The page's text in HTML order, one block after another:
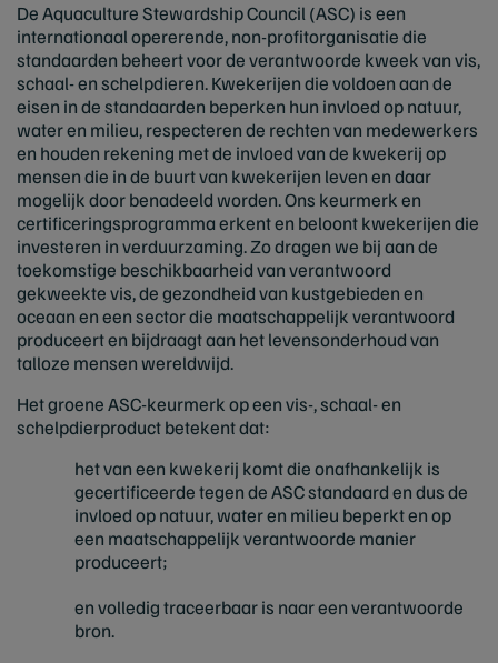
De Aquaculture Stewardship Council (ASC) is een
internationaal opererende, non-profitorganisatie die
standaarden beheert voor de verantwoorde kweek van vis,
schaal- en schelpdieren. Kwekerijen die voldoen aan de
eisen in de standaarden beperken hun invloed op natuur,
water en milieu, respecteren de rechten van medewerkers
en houden rekening met de invloed van de kwekerij op
mensen die in de buurt van kwekerijen leven en daar
mogelijk door benadeeld worden. Ons keurmerk en
certificeringsprogramma erkent en beloont kwekerijen die
investeren in verduurzaming. Zo dragen we bij aan de
toekomstige beschikbaarheid van verantwoord
gekweekte vis, de gezondheid van kustgebieden en
oceaan en een sector die maatschappelijk verantwoord
produceert en bijdraagt aan het levensonderhoud van
talloze mensen wereldwijd.
Het groene ASC-keurmerk op een vis-, schaal- en
schelpdierproduct betekent dat:
het van een kwekerij komt die onafhankelijk is
gecertificeerde tegen de ASC standaard en dus de
invloed op natuur, water en milieu beperkt en op
een maatschappelijk verantwoorde manier
produceert;
en volledig traceerbaar is naar een verantwoorde
bron.